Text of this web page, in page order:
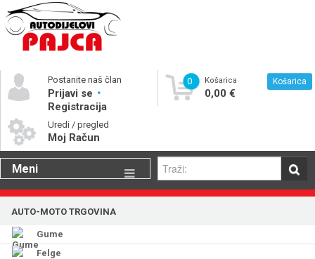
Postanite naš član
Prijavi se
Registracija
Uredi / pregled
Moj Račun
0 Košarica
0,00 €
Košarica
Meni
Gume
Katalog rezervnih dijelova
AUTO-MOTO TRGOVINA
Gume
Felge